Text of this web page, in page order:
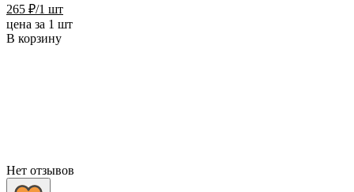
265 ₽/1 шт
цена за 1 шт
В корзину
Нет отзывов